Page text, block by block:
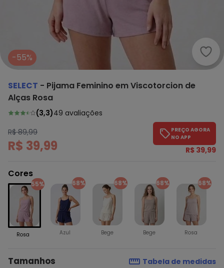
-55%
SELECT - Pijama Feminino em Viscotorcion de
Alças Rosa
(3,3)49 avaliações
R$ 89,99
R$ 39,99
PREÇO AGORA
NO APP
R$ 39,99
Cores
55%
Rosa
68%
Azul
68%
Bege
68%
Bege
68%
Rosa
Tamanhos Tabela de medidas